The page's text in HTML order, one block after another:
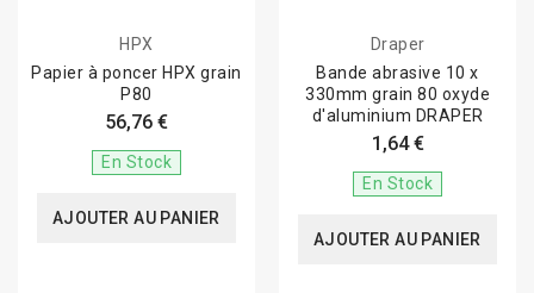
HPX
Papier à poncer HPX grain
P80
56,76 €
En Stock
AJOUTER AU PANIER
Draper
Bande abrasive 10 x
330mm grain 80 oxyde
d'aluminium DRAPER
1,64 €
En Stock
AJOUTER AU PANIER